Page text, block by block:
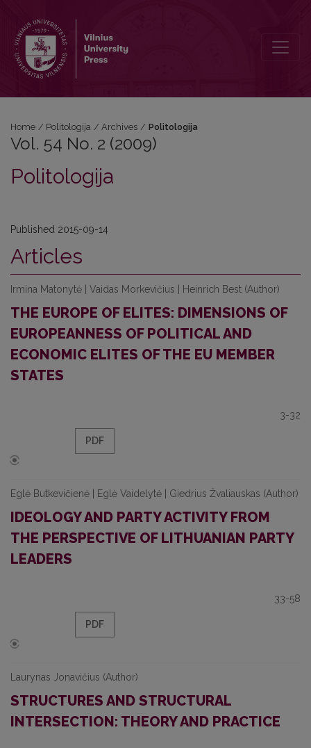
Home / Politologija / Archives / Politologija
Vol. 54 No. 2 (2009)
Politologija
Published 2015-09-14
Articles
Irmina Matonytė | Vaidas Morkevičius | Heinrich Best (Author)
THE EUROPE OF ELITES: DIMENSIONS OF
EUROPEANNESS OF POLITICAL AND
ECONOMIC ELITES OF THE EU MEMBER
STATES
3-32
PDF
Eglė Butkevičienė | Eglė Vaidelytė | Giedrius Žvaliauskas (Author)
IDEOLOGY AND PARTY ACTIVITY FROM
THE PERSPECTIVE OF LITHUANIAN PARTY
LEADERS
33-58
PDF
Laurynas Jonavičius (Author)
STRUCTURES AND STRUCTURAL
INTERSECTION: THEORY AND PRACTICE